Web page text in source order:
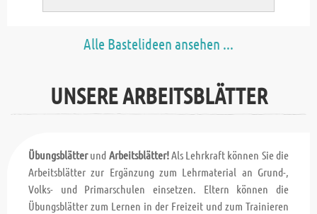
Alle Bastelideen ansehen ...
UNSERE ARBEITSBLÄTTER
Übungsblätterund Arbeitsblätter!Als Lehrkraft können Sie die
Arbeitsblätter zur Ergänzung zum Lehrmaterial an Grund-,
Volks- und Primarschulen einsetzen. Eltern können die
Übungsblätter zum Lernen in der Freizeit und zum Trainieren